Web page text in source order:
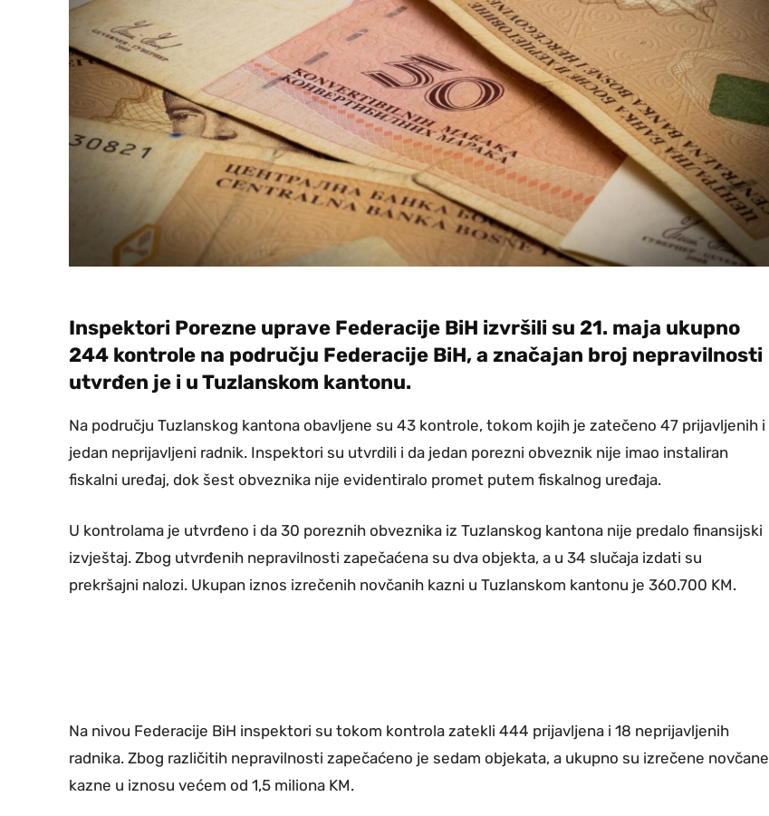
Inspektori Porezne uprave Federacije BiH izvršili su 21. maja ukupno
244 kontrole na području Federacije BiH, a značajan broj nepravilnosti
utvrđen je i u Tuzlanskom kantonu.
Na području Tuzlanskog kantona obavljene su 43 kontrole, tokom kojih je zatečeno 47 prijavljenih i
jedan neprijavljeni radnik. Inspektori su utvrdili i da jedan porezni obveznik nije imao instaliran
fiskalni uređaj, dok šest obveznika nije evidentiralo promet putem fiskalnog uređaja.
U kontrolama je utvrđeno i da 30 poreznih obveznika iz Tuzlanskog kantona nije predalo finansijski
izvještaj. Zbog utvrđenih nepravilnosti zapečaćena su dva objekta, a u 34 slučaja izdati su
prekršajni nalozi. Ukupan iznos izrečenih novčanih kazni u Tuzlanskom kantonu je 360.700 KM.
Na nivou Federacije BiH inspektori su tokom kontrola zatekli 444 prijavljena i 18 neprijavljenih
radnika. Zbog različitih nepravilnosti zapečaćeno je sedam objekata, a ukupno su izrečene novčane
kazne u iznosu većem od 1,5 miliona KM.